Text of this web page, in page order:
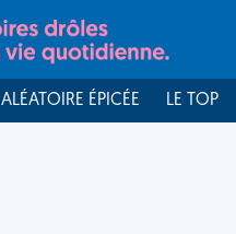
ALÉATOIRE ÉPICÉE LE TOP